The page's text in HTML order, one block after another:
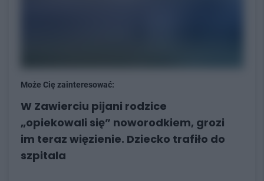
Może Cię zainteresować:
W Zawierciu pijani rodzice
„opiekowali się” noworodkiem, grozi
im teraz więzienie. Dziecko trafiło do
szpitala